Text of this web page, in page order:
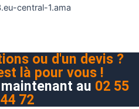
central-1.ama
ou d'un devis ?
là pour vous !
au 02 55
72